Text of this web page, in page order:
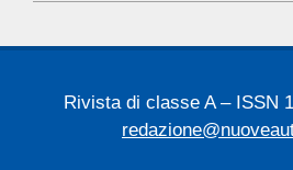
07-
Rivista di classe A – ISSN